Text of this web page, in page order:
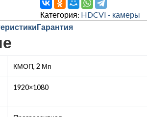
B1A21P-
U-
0280B
Категория: HDCVI - камеры
Гарантия
КМОП, 2 Мп
1920×1080